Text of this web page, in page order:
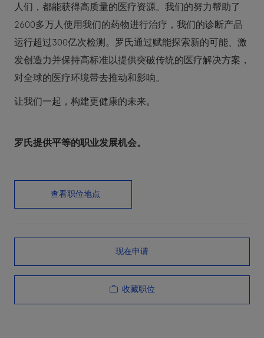
人们，都能获得高质量的医疗资源。我们的努力帮助了
2600多万人使用我们的药物进行治疗，我们的诊断产品
运行超过300亿次检测。罗氏通过赋能探索新的可能、激
发创造力并保持高标准以提供突破传统的医疗解决方案，
对全球的医疗环境带去推动和影响。
让我们一起，构建更健康的未来。
罗氏提供平等的职业发展机会。
查看职位地点
现在申请
收藏职位